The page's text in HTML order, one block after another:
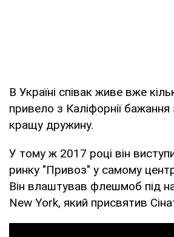
В Україні співак живе вже
привело з Каліфорнії бажання
кращу дружину.
У тому ж 2017 році він
ринку "Привоз" у самому
Він влаштував флешмоб під
New York, який присвятив